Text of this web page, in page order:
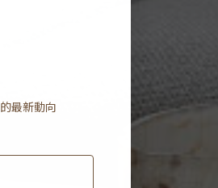
的最新動向